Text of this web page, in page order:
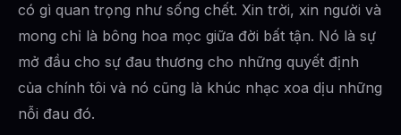
có gì quan trọng như sống chết. Xin trời, xin người và
mong chỉ là bông hoa mọc giữa đời bất tận. Nó là sự
mở đầu cho sự đau thương cho những quyết định
của chính tôi và nó cũng là khúc nhạc xoa dịu những
nỗi đau đó.